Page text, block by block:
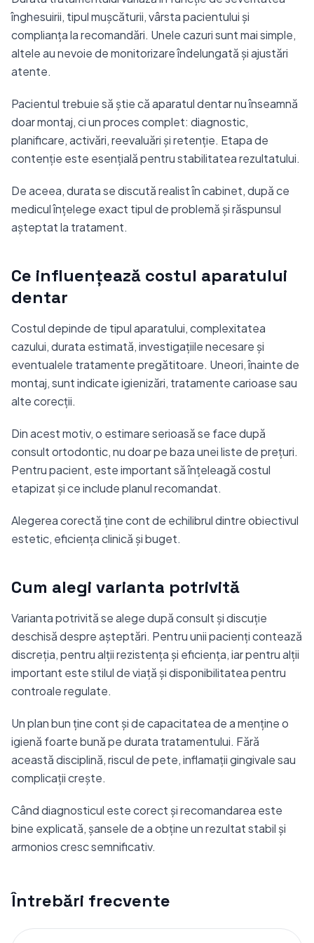
înghesuirii, tipul mușcăturii, vârsta pacientului și
complianța la recomandări. Unele cazuri sunt mai simple,
altele au nevoie de monitorizare îndelungată și ajustări
atente.
Pacientul trebuie să știe că aparatul dentar nu înseamnă
doar montaj, ci un proces complet: diagnostic,
planificare, activări, reevaluări și retenție. Etapa de
contenție este esențială pentru stabilitatea rezultatului.
De aceea, durata se discută realist în cabinet, după ce
medicul înțelege exact tipul de problemă și răspunsul
așteptat la tratament.
Ce influențează costul aparatului
dentar
Costul depinde de tipul aparatului, complexitatea
cazului, durata estimată, investigațiile necesare și
eventualele tratamente pregătitoare. Uneori, înainte de
montaj, sunt indicate igienizări, tratamente carioase sau
alte corecții.
Din acest motiv, o estimare serioasă se face după
consult ortodontic, nu doar pe baza unei liste de prețuri.
Pentru pacient, este important să înțeleagă costul
etapizat și ce include planul recomandat.
Alegerea corectă ține cont de echilibrul dintre obiectivul
estetic, eficiența clinică și buget.
Cum alegi varianta potrivită
Varianta potrivită se alege după consult și discuție
deschisă despre așteptări. Pentru unii pacienți contează
discreția, pentru alții rezistența și eficiența, iar pentru alții
important este stilul de viață și disponibilitatea pentru
controale regulate.
Un plan bun ține cont și de capacitatea de a menține o
igienă foarte bună pe durata tratamentului. Fără
această disciplină, riscul de pete, inflamații gingivale sau
complicații crește.
Când diagnosticul este corect și recomandarea este
bine explicată, șansele de a obține un rezultat stabil și
armonios cresc semnificativ.
Întrebări frecvente